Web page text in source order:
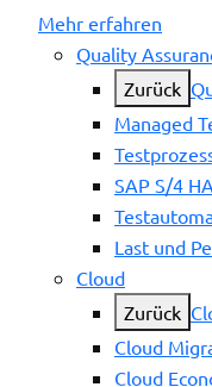
Mehr erfahren
Quality
Zurück
Managed
SAP S/4
Last und
Cloud
Zurück
Cloud
Cloud